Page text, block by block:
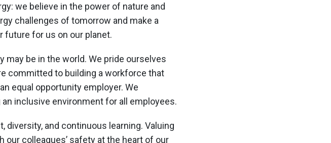
we believe in the power of nature and
challenges of tomorrow and make a
future for us on our planet.
be in the world. We pride ourselves
committed to building a workforce that
equal opportunity employer. We
inclusive environment for all employees.
and continuous learning. Valuing
our colleagues’ safety at the heart of our